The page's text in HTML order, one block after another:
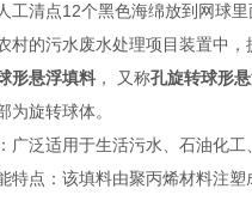
工清点12个黑色海绵放到网球
村的污水废水处理项目装置中
形悬浮填料 ， 又称孔旋转球形
为旋转球体。
广泛适用于生活污水、石油化
特点：该填料由聚丙烯材料注